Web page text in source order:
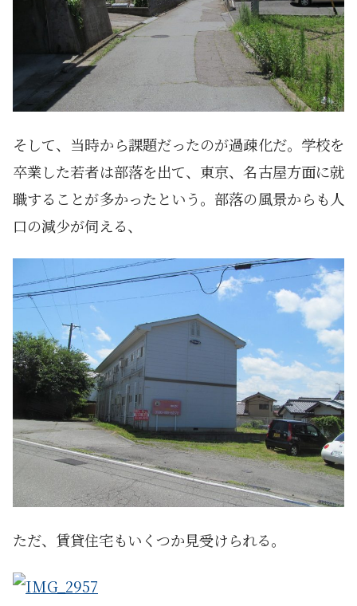
そして、当時から課題だったのが過疎化だ。学校を
卒業した若者は部落を出て、東京、名古屋方面に就
職することが多かったという。部落の風景からも人
口の減少が伺える、
ただ、賃貸住宅もいくつか見受けられる。